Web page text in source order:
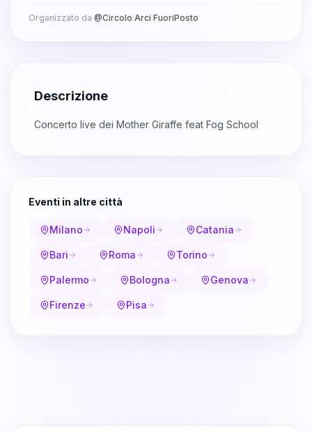
Organizzato da @Circolo Arci FuoriPosto
Descrizione
Concerto live dei Mother Giraffe feat Fog School
Eventi in altre città
Milano Napoli Catania
Bari Roma Torino
Palermo Bologna Genova
Firenze Pisa